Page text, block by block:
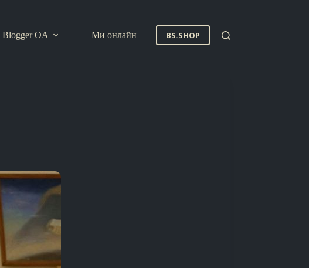
Blogger OA Ми онлайн BS.SHOP